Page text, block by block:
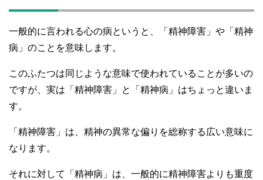
一般的に言われる心の病というと、「精神障害」や「精神
病」のことを意味します。
このふたつは同じような意味で使われていることが多いの
ですが、実は「精神障害」と「精神病」はちょっと違いま
す。
「精神障害」は、精神の異常な偏りを総称する広い意味に
なります。
それに対して「精神病」は、一般的に精神障害よりも重度